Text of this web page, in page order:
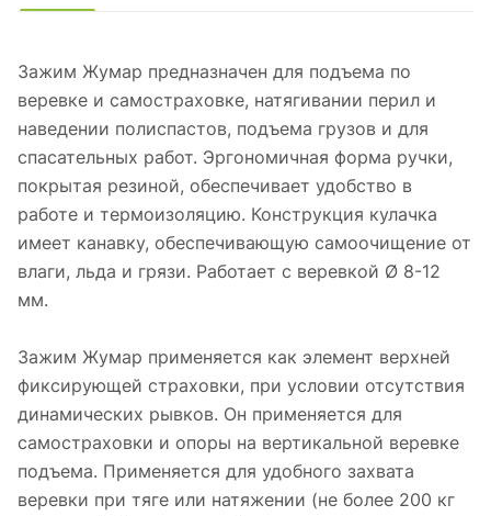
Зажим Жумар предназначен для подъема по
веревке и самостраховке, натягивании перил и
наведении полиспастов, подъема грузов и для
спасательных работ. Эргономичная форма ручки,
покрытая резиной, обеспечивает удобство в
работе и термоизоляцию. Конструкция кулачка
имеет канавку, обеспечивающую самоочищение от
влаги, льда и грязи. Работает с веревкой Ø 8-12
мм.
Зажим Жумар применяется как элемент верхней
фиксирующей страховки, при условии отсутствия
динамических рывков. Он применяется для
самостраховки и опоры на вертикальной веревке
подъема. Применяется для удобного захвата
веревки при тяге или натяжении (не более 200 кг